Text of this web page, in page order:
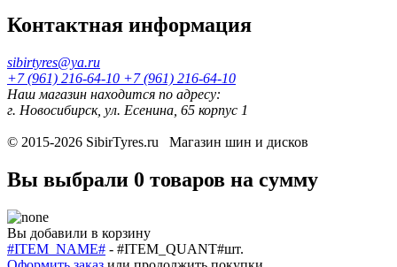
Контактная информация
sibirtyres@ya.ru
+7 (961) 216-64-10 +7 (961) 216-64-10
Наш магазин находится по адресу:
г. Новосибирск, ул. Есенина, 65 корпус 1
© 2015-2026 SibirTyres.ru Магазин шин и дисков
Вы выбрали 0 товаров на сумму
Вы добавили в корзину
#ITEM_NAME# - #ITEM_QUANT#шт.